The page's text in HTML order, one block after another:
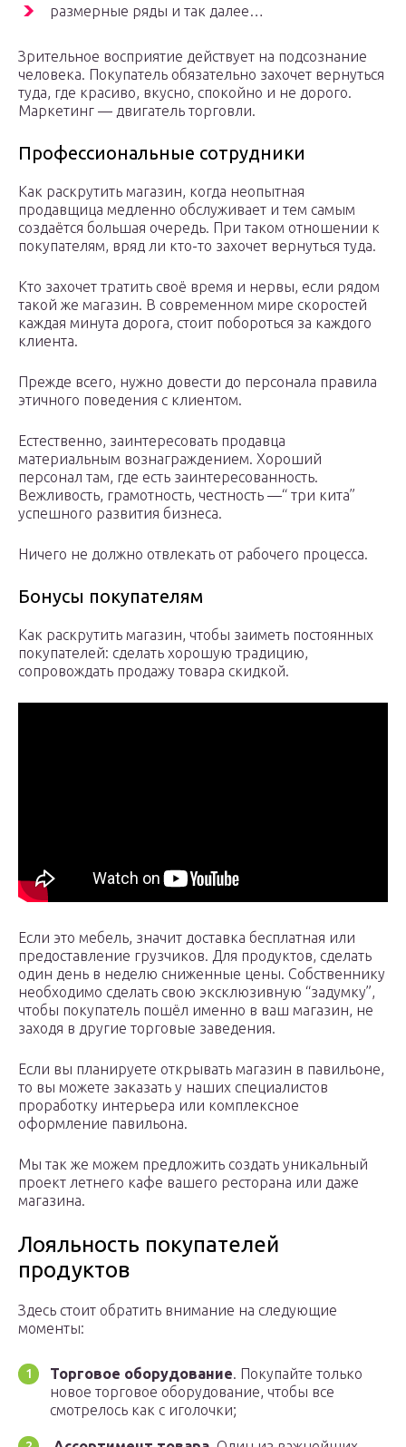
размерные ряды и так далее…
Зрительное восприятие действует на подсознание
человека. Покупатель обязательно захочет вернуться
туда, где красиво, вкусно, спокойно и не дорого.
Маркетинг — двигатель торговли.
Профессиональные сотрудники
Как раскрутить магазин, когда неопытная
продавщица медленно обслуживает и тем самым
создаётся большая очередь. При таком отношении к
покупателям, вряд ли кто-то захочет вернуться туда.
Кто захочет тратить своё время и нервы, если рядом
такой же магазин. В современном мире скоростей
каждая минута дорога, стоит побороться за каждого
клиента.
Прежде всего, нужно довести до персонала правила
этичного поведения с клиентом.
Естественно, заинтересовать продавца
материальным вознаграждением. Хороший
персонал там, где есть заинтересованность.
Вежливость, грамотность, честность —“ три кита”
успешного развития бизнеса.
Ничего не должно отвлекать от рабочего процесса.
Бонусы покупателям
Как раскрутить магазин, чтобы заиметь постоянных
покупателей: сделать хорошую традицию,
сопровождать продажу товара скидкой.
Если это мебель, значит доставка бесплатная или
предоставление грузчиков. Для продуктов, сделать
один день в неделю сниженные цены. Собственнику
необходимо сделать свою эксклюзивную “задумку”,
чтобы покупатель пошёл именно в ваш магазин, не
заходя в другие торговые заведения.
Если вы планируете открывать магазин в павильоне,
то вы можете заказать у наших специалистов
проработку интерьера или комплексное
оформление павильона.
Мы так же можем предложить создать уникальный
проект летнего кафе вашего ресторана или даже
магазина.
Лояльность покупателей
продуктов
Здесь стоит обратить внимание на следующие
моменты:
Торговое оборудование. Покупайте только
новое торговое оборудование, чтобы все
смотрелось как с иголочки;